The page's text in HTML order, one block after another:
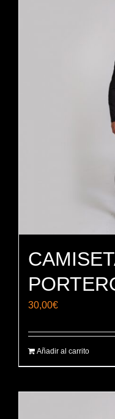
30,00€
Añadir al carrito